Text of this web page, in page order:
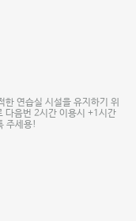
연습실 시설을 유지하기 위
다음번 2시간 이용시 +1시간
주세용!